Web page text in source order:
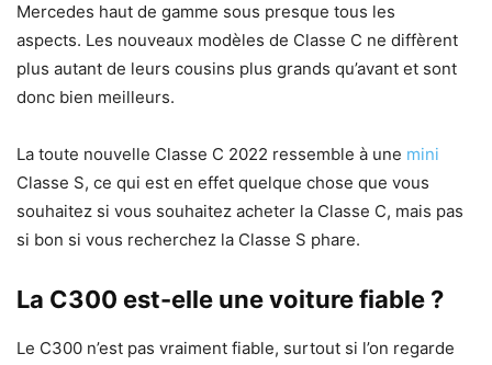
Mercedes haut de gamme sous presque tous les
aspects. Les nouveaux modèles de Classe C ne diffèrent
plus autant de leurs cousins ​​plus grands qu’avant et sont
donc bien meilleurs.
La toute nouvelle Classe C 2022 ressemble à une mini
Classe S, ce qui est en effet quelque chose que vous
souhaitez si vous souhaitez acheter la Classe C, mais pas
si bon si vous recherchez la Classe S phare.
La C300 est-elle une voiture fiable ?
Le C300 n’est pas vraiment fiable, surtout si l’on regarde